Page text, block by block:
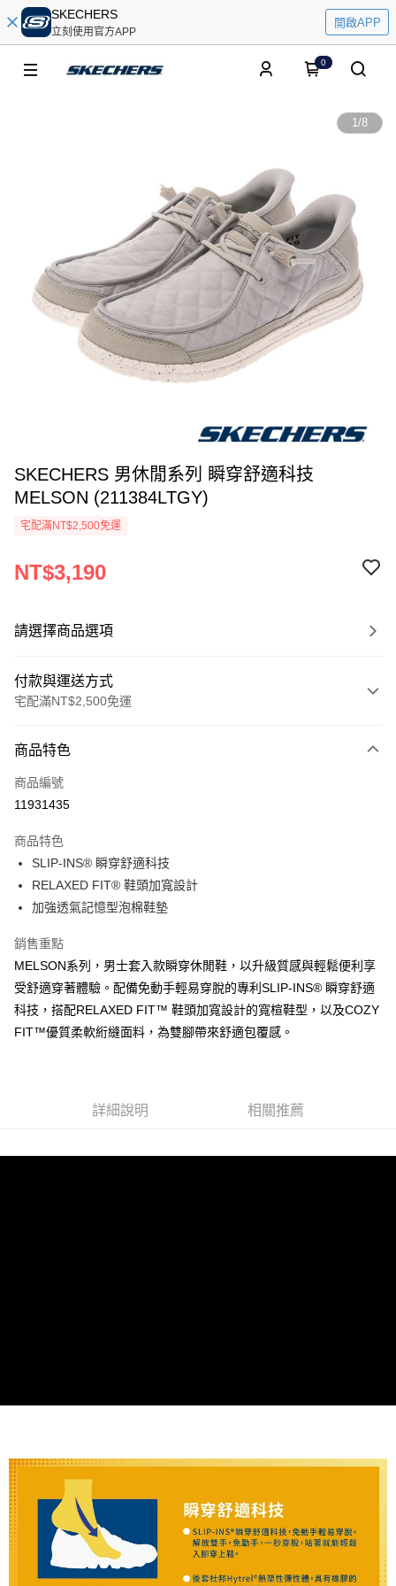
SKECHERS
立刻使用官方APP
開啟APP
0
1/8
SKECHERS 男休閒系列 瞬穿舒適科技
MELSON (211384LTGY)
宅配滿NT$2,500免運
NT$3,190
請選擇商品選項
付款與運送方式
宅配滿NT$2,500免運
信用卡一次付款
LINE Pay
相關說明
【大哥付你分期使用說明】
1.本服務由台灣大哥大提供，台灣大哥大用戶可立即使用無須另外申請。
2.付款方式選擇「大哥付你分期」，訂單成立後會自動跳轉到大哥付的交易
流程，驗證手機門號後，選擇欲分期的期數、繳款截止日，確認付款後即完
3.實際核准額度、可分期數及費用金額請依後續交易確認頁面所載為準。
4.訂單成立30分鐘內，如未前往確認交易或遇審核未通過，訂單將自動取
消。如遇「轉專審核」未通過狀況，表示未達大哥付你分期系統評分，恕無
法說明評估內容。
【繳款方式說明】
1.分期款項不併入電信帳單，「大哥付你分期」於每月結算日後寄送繳費提
買賣價金債權讓與本公司後，依約使用本公司帳單繳交帳款。
ATM付款
宅配
商品特色
商品編號
11931435
商品特色
SLIP-INS® 瞬穿舒適科技
RELAXED FIT® 鞋頭加寬設計
加強透氣記憶型泡棉鞋墊
銷售重點
MELSON系列，男士套入款瞬穿休閒鞋，以升級質感與輕鬆便利享
受舒適穿著體驗。配備免動手輕易穿脫的專利SLIP-INS® 瞬穿舒適
科技，搭配RELAXED FIT™ 鞋頭加寬設計的寬楦鞋型，以及COZY
FIT™優質柔軟絎縫面料，為雙腳帶來舒適包覆感。
詳細說明 相關推薦